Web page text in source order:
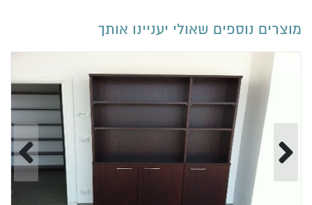
מוצרים נוספים שאולי יעניינו אותך